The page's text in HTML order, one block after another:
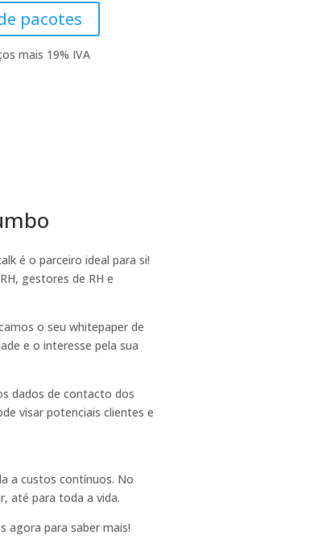
pacotes
mais 19% IVA
é o parceiro ideal para si!
gestores de RH e
o seu whitepaper de
e o interesse pela sua
dados de contacto dos
visar potenciais clientes e
a custos contínuos. No
até para toda a vida.
agora para saber mais!